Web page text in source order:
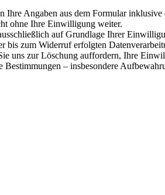
Angaben aus dem Formular
ohne Ihre Einwilligung weiter.
auf Grundlage Ihrer
zum Widerruf erfolgten
uns zur Löschung auffordern, Ihre
– insbesondere